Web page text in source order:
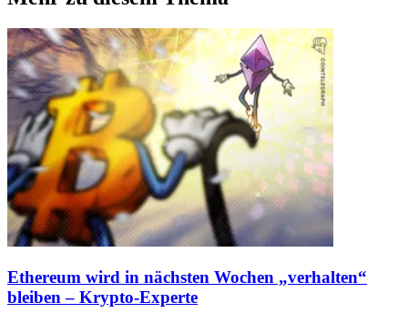
Ethereum wird in nächsten Wochen „verhalten“
bleiben – Krypto-Experte